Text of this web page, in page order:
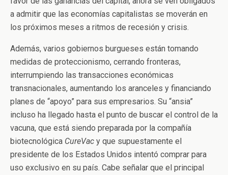
a admitir que las economías capitalistas se moverán en
los próximos meses a ritmos de recesión y crisis.
Además, varios gobiernos burgueses están tomando
medidas de proteccionismo, cerrando fronteras,
interrumpiendo las transacciones económicas
transnacionales, aumentando los aranceles y financiando
planes de “apoyo” para sus empresarios. Su “ansia”
incluso ha llegado hasta el punto de buscar el control de la
vacuna, que está siendo preparada por la compañía
biotecnológica CureVac y que supuestamente el
presidente de los Estados Unidos intentó comprar para
uso exclusivo en su país. Cabe señalar que el principal